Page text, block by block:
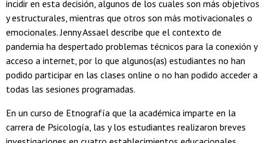
incidir en esta decisión, algunos de los cuales son más objetivos
y estructurales, mientras que otros son más motivacionales o
emocionales. Jenny Assael describe que el contexto de
pandemia ha despertado problemas técnicos para la conexión y
acceso a internet, por lo que algunos(as) estudiantes no han
podido participar en las clases online o no han podido acceder a
todas las sesiones programadas.
En un curso de Etnografía que la académica imparte en la
carrera de Psicología, las y los estudiantes realizaron breves